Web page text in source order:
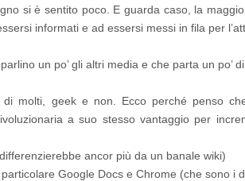
si è sentito poco. E guarda caso, la
informati e ad essersi messi in fila per
un po’ gli altri media e che parta un po’
molti, geek e non. Ecco perché penso
a suo stesso vantaggio per
ancor più da un banale wiki)
Google Docs e Chrome (che sono i